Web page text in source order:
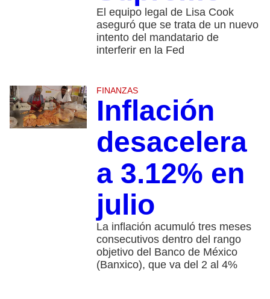
El equipo legal de Lisa Cook
aseguró que se trata de un nuevo
intento del mandatario de
interferir en la Fed
FINANZAS
Inflación
desacelera
a 3.12% en
julio
La inflación acumuló tres meses
consecutivos dentro del rango
objetivo del Banco de México
(Banxico), que va del 2 al 4%